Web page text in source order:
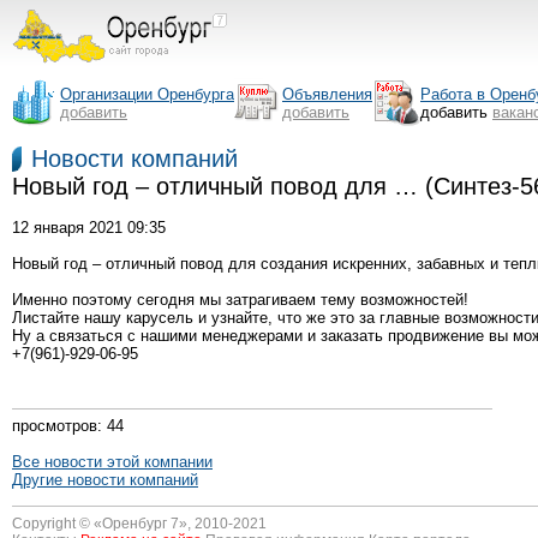
Организации Оренбурга
добавить
Объявления
добавить
Работа в
добавить
Новости компаний
Новый год – отличный повод для …
12 января 2021 09:35
Новый год – отличный повод для создания искренних, забавных и
Именно поэтому сегодня мы затрагиваем тему возможностей!
Листайте нашу карусель и узнайте, что же это за главные
Ну а связаться с нашими менеджерами и заказать продвижение вы
+7(961)-929-06-95
просмотров: 44
Все новости этой компании
Другие новости компаний
Copyright © «Оренбург 7», 2010-2021